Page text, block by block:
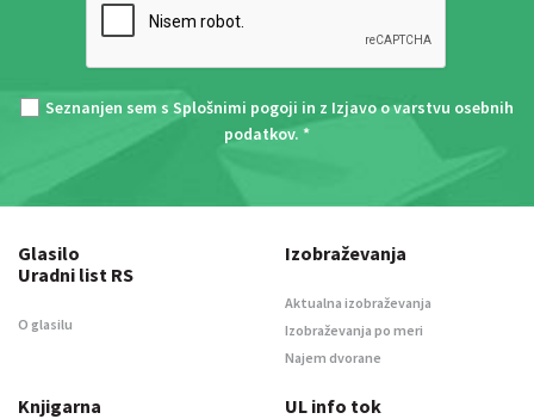
Seznanjen sem s Splošnimi pogoji in z Izjavo o varstvu osebnih
podatkov. *
Glasilo
Uradni list RS
O glasilu
Izobraževanja
Aktualna izobraževanja
Izobraževanja po meri
Najem dvorane
Knjigarna UL info tok